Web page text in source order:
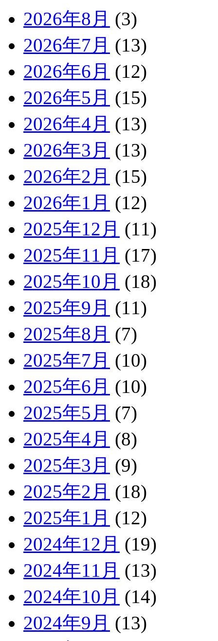
2026年8月 (3)
2026年7月 (13)
2026年6月 (12)
2026年5月 (15)
2026年4月 (13)
2026年3月 (13)
2026年2月 (15)
2026年1月 (12)
2025年12月 (11)
2025年11月 (17)
2025年10月 (18)
2025年9月 (11)
2025年8月 (7)
2025年7月 (10)
2025年6月 (10)
2025年5月 (7)
2025年4月 (8)
2025年3月 (9)
2025年2月 (18)
2025年1月 (12)
2024年12月 (19)
2024年11月 (13)
2024年10月 (14)
2024年9月 (13)